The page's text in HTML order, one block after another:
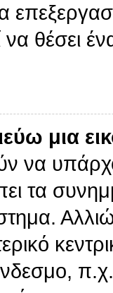
να θέσει
μια
να
τα